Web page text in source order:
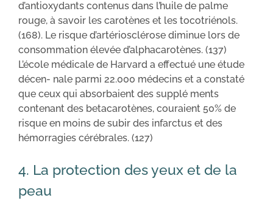
d’antioxydants contenus dans l’huile de palme
rouge, à savoir les carotènes et les tocotriénols.
(168). Le risque d’artériosclérose diminue lors de
consommation élevée d’alphacarotènes. (137)
L’école médicale de Harvard a effectué une étude
décen- nale parmi 22.000 médecins et a constaté
que ceux qui absorbaient des supplé ments
contenant des betacarotènes, couraient 50% de
risque en moins de subir des infarctus et des
hémorragies cérébrales. (127)
4. La protection des yeux et de la
peau